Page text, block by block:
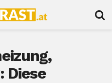
Diese